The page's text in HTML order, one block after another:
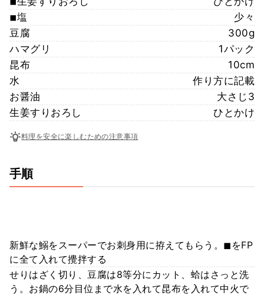
◾︎塩
少々
豆腐
300g
ハマグリ
1パック
昆布
10cm
水
作り方に記載
お醤油
大さじ3
生姜すりおろし
ひとかけ
料理を安全に楽しむための注意事項
手順
新鮮な鰯をスーパーでお刺身用に拵えてもらう。◼︎をFP
に全て入れて攪拌する
せりはざく切り、豆腐は8等分にカット、蛤はさっと洗
う。お鍋の6分目位まで水を入れて昆布を入れて中火で